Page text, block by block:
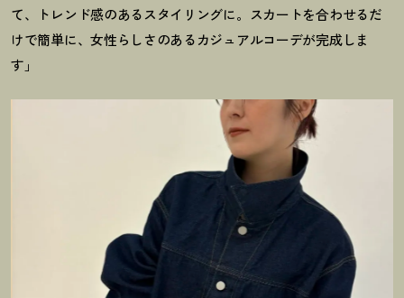
て、トレンド感のあるスタイリングに。スカートを合わせるだ
けで簡単に、女性らしさのあるカジュアルコーデが完成しま
す」